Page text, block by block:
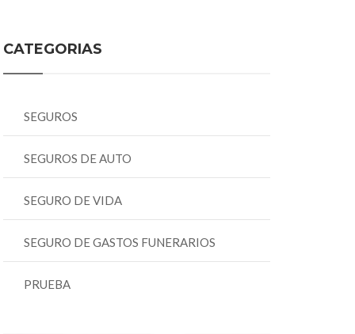
CATEGORIAS
SEGUROS
SEGUROS DE AUTO
SEGURO DE VIDA
SEGURO DE GASTOS FUNERARIOS
PRUEBA